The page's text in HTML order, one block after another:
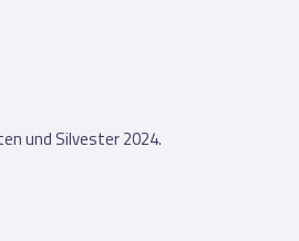
und Silvester 2024.